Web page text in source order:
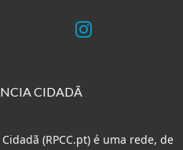
CIDADÃ
(RPCC.pt) é uma rede, de